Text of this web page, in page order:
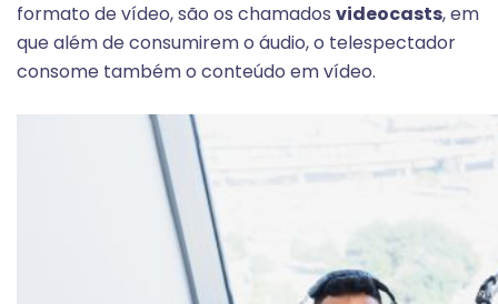
formato de vídeo, são os chamados videocasts, em
que além de consumirem o áudio, o telespectador
consome também o conteúdo em vídeo.